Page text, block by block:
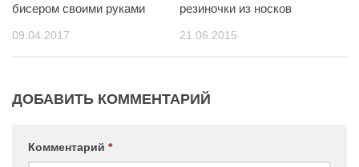
бисером своими руками
09.04.2017
резиночки из носков
21.06.2015
ДОБАВИТЬ КОММЕНТАРИЙ
Комментарий *